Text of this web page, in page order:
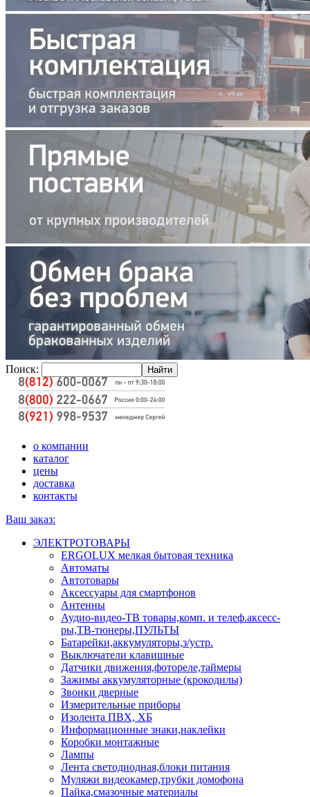
Поиск:
о компании
каталог
цены
доставка
контакты
Ваш заказ:
ЭЛЕКТРОТОВАРЫ
ERGOLUX мелкая бытовая техника
Автоматы
Автотовары
Аксессуары для смартфонов
Антенны
Аудио-видео-ТВ товары,комп. и телеф.аксесс-
ры,ТВ-тюнеры,ПУЛЬТЫ
Батарейки,аккумуляторы,з/устр.
Выключатели клавишные
Датчики движения,фотореле,таймеры
Зажимы аккумуляторные (крокодилы)
Звонки дверные
Измерительные приборы
Изолента ПВХ, ХБ
Информационные знаки,наклейки
Коробки монтажные
Лампы
Лента светодиодная,блоки питания
Муляжи видеокамер,трубки домофона
Пайка,смазочные материалы